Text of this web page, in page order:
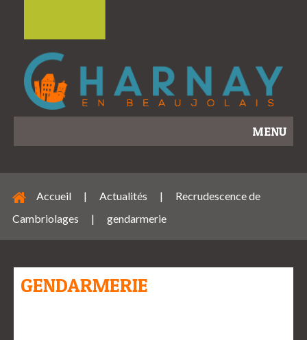
MENU
Accueil | Actualités |
Recrudescence de
Cambriolages
| gendarmerie
GENDARMERIE